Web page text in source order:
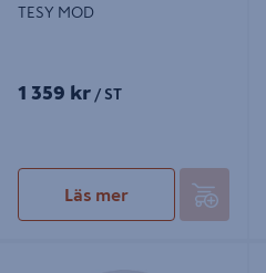
TESY MOD
1 359 kr / ST
Läs mer